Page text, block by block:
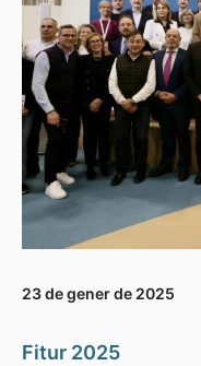
23 de gener de 2025
Fitur 2025